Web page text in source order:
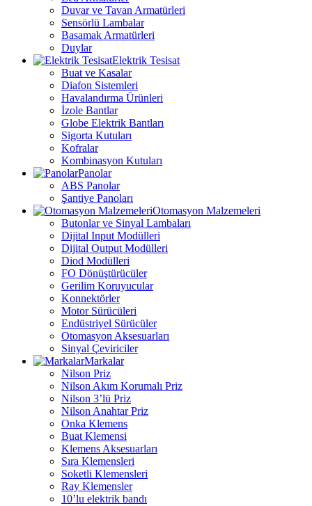
Duvar ve Tavan Armatürleri
Sensörlü Lambalar
Basamak Armatürleri
Duylar
Elektrik Tesisat
Buat ve Kasalar
Diafon Sistemleri
Havalandırma Ürünleri
İzole Bantlar
Globe Elektrik Bantları
Sigorta Kutuları
Kofralar
Kombinasyon Kutuları
Panolar
ABS Panolar
Şantiye Panoları
Otomasyon Malzemeleri
Butonlar ve Sinyal Lambaları
Dijital Input Modülleri
Dijital Output Modülleri
Diod Modülleri
FO Dönüştürücüler
Gerilim Koruyucular
Konnektörler
Motor Sürücüleri
Endüstriyel Sürücüler
Otomasyon Aksesuarları
Sinyal Çeviriciler
Markalar
Nilson Priz
Nilson Akım Korumalı Priz
Nilson 3’lü Priz
Nilson Anahtar Priz
Onka Klemens
Buat Klemensi
Klemens Aksesuarları
Sıra Klemensleri
Soketli Klemensleri
Ray Klemensler
10’lu elektrik bandı